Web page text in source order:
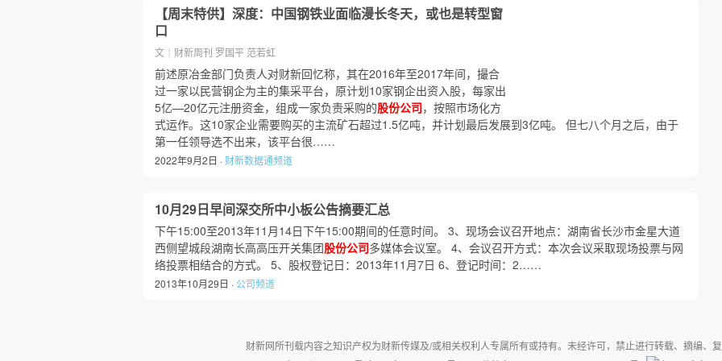
【周末特供】深度：中国钢铁业面临漫长冬天，或也是转型窗
口
文｜财新周刊 罗国平 范若虹
前述原冶金部门负责人对财新回忆称，其在2016年至2017年间，撮合
过一家以民营钢企为主的集采平台，原计划10家钢企出资入股，每家出
5亿—20亿元注册资金，组成一家负责采购的股份公司，按照市场化方
式运作。这10家企业需要购买的主流矿石超过1.5亿吨，并计划最后发展到3亿吨。 但七八个月之后，由于
第一任领导选不出来，该平台很……
2022年9月2日 · 财新数据通频道
10月29日早间深交所中小板公告摘要汇总
下午15:00至2013年11月14日下午15:00期间的任意时间。 3、现场会议召开地点：湖南省长沙市金星大道
西侧望城段湖南长高高压开关集团股份公司多媒体会议室。 4、会议召开方式：本次会议采取现场投票与网
络投票相结合的方式。 5、股权登记日：2013年11月7日 6、登记时间：2……
2013年10月29日 · 公司频道
财新网所刊载内容之知识产权为财新传媒及/或相关权利人专属所有或持有。未经许可，禁止进行转载、摘编、复